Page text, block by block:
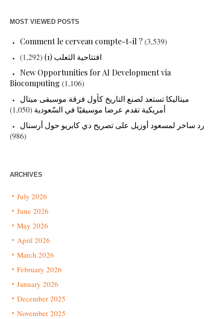
MOST VIEWED POSTS
Comment le cerveau compte-t-il ?(3,539)
افتتاحية الثعلب (1)
(1,292)
New Opportunities for AI Development via
Biocomputing (1,106)
ميتاليكا تستعد لصنع التاريخ كأول فرقة موسيقى ميتال
أمريكية تقدم عرضا موسيقيًا في السّعودية (1,050)
رد ساخر لمسعود أوزيل على تصريح دي كابريو حول أرسنال
(986)
ARCHIVES
July 2026
June 2026
May 2026
April 2026
March 2026
February 2026
January 2026
December 2025
November 2025